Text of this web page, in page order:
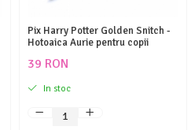
Pix Harry Potter Golden Snitch -
Hotoaica Aurie pentru copii
39 RON
In stoc